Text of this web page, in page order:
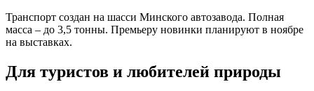
Транспорт создан на шасси Минского автозавода. Полная
масса – до 3,5 тонны. Премьеру новинки планируют в ноябре
на выставках.
Для туристов и любителей природы